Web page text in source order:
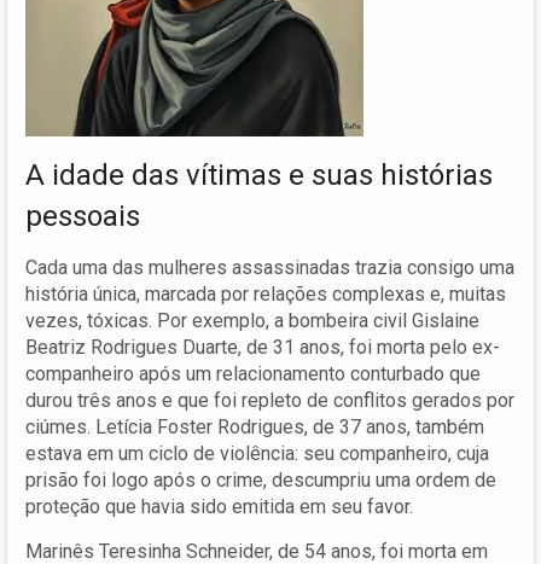
A idade das vítimas e suas histórias
pessoais
Cada uma das mulheres assassinadas trazia consigo uma
história única, marcada por relações complexas e, muitas
vezes, tóxicas. Por exemplo, a bombeira civil Gislaine
Beatriz Rodrigues Duarte, de 31 anos, foi morta pelo ex-
companheiro após um relacionamento conturbado que
durou três anos e que foi repleto de conflitos gerados por
ciúmes. Letícia Foster Rodrigues, de 37 anos, também
estava em um ciclo de violência: seu companheiro, cuja
prisão foi logo após o crime, descumpriu uma ordem de
proteção que havia sido emitida em seu favor.
Marinês Teresinha Schneider, de 54 anos, foi morta em